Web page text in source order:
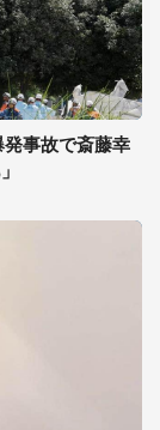
事故で斎藤幸